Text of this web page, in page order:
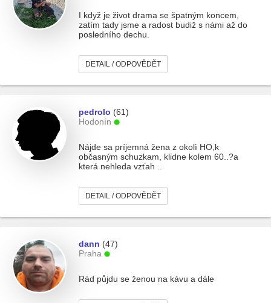
I když je život drama se špatným koncem,
zatím tady jsme a radost budiž s námi až do
posledního dechu.
DETAIL / ODPOVĚDĚT
pedrolo (61)
Hodonín
Nájde sa príjemná žena z okolì HO,k
občasným schuzkam, klidne kolem 60..?a
která nehleda vzťah ..
DETAIL / ODPOVĚDĚT
dann (47)
Praha
Rád půjdu se ženou na kávu a dále